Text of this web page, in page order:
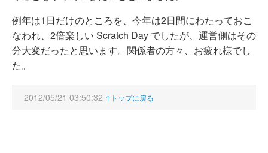
例年は1日だけのところを、今年は2日間にわたっておこ
なわれ、2倍楽しい Scratch Day でしたが、運営側はその
分大変だったと思います。関係者の方々、お疲れ様でし
た。
2012/05/21 03:50:32 ↑トップに戻る